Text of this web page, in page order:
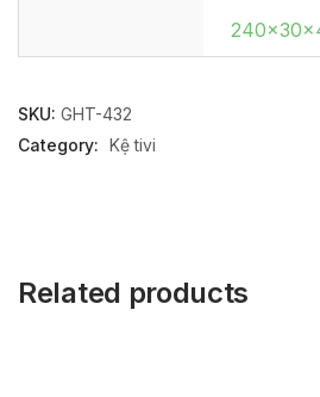
SKU: GHT-432
Category: Kệ tivi
Related products